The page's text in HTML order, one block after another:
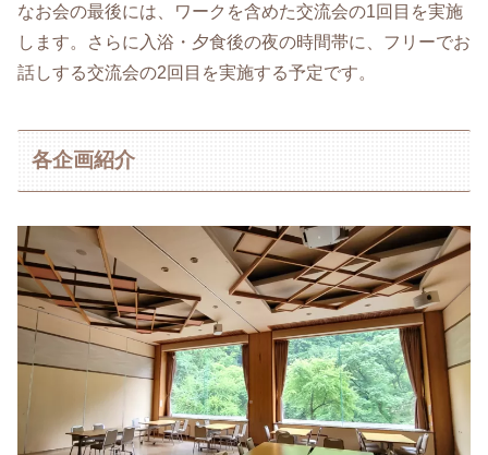
なお会の最後には、ワークを含めた交流会の1回目を実施
します。さらに入浴・夕食後の夜の時間帯に、フリーでお
話しする交流会の2回目を実施する予定です。
各企画紹介